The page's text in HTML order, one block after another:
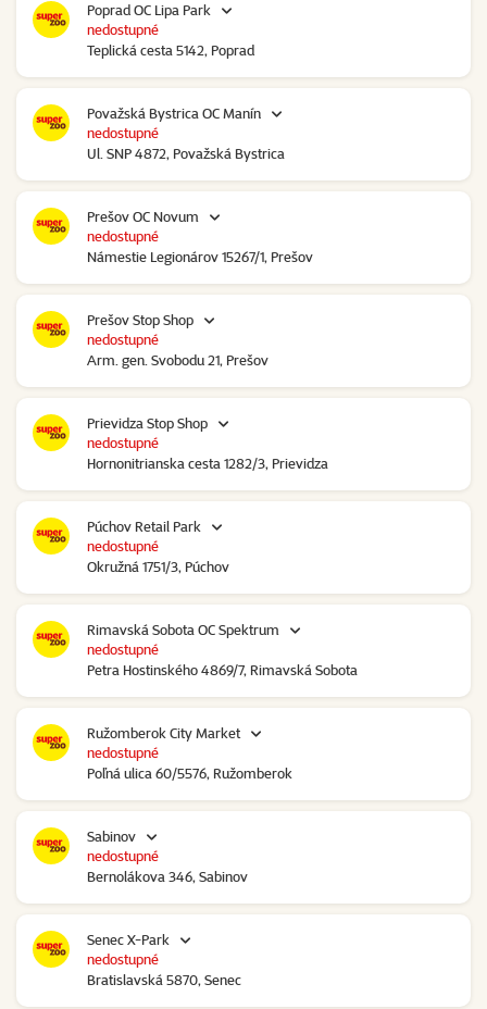
Poprad OC Lipa Park
Teplická cesta 5142, Poprad
nedostupné
Považská Bystrica OC Manín
Ul. SNP 4872, Považská Bystrica
nedostupné
Prešov OC Novum
Námestie Legionárov 15267/1, Prešov
nedostupné
Prešov Stop Shop
Arm. gen. Svobodu 21, Prešov
nedostupné
Prievidza Stop Shop
Hornonitrianska cesta 1282/3, Prievidza
nedostupné
Púchov Retail Park
Okružná 1751/3, Púchov
nedostupné
Rimavská Sobota OC Spektrum
Petra Hostinského 4869/7, Rimavská Sobota
nedostupné
Ružomberok City Market
Poľná ulica 60/5576, Ružomberok
nedostupné
Sabinov
Bernolákova 346, Sabinov
nedostupné
Senec X-Park
Bratislavská 5870, Senec
nedostupné